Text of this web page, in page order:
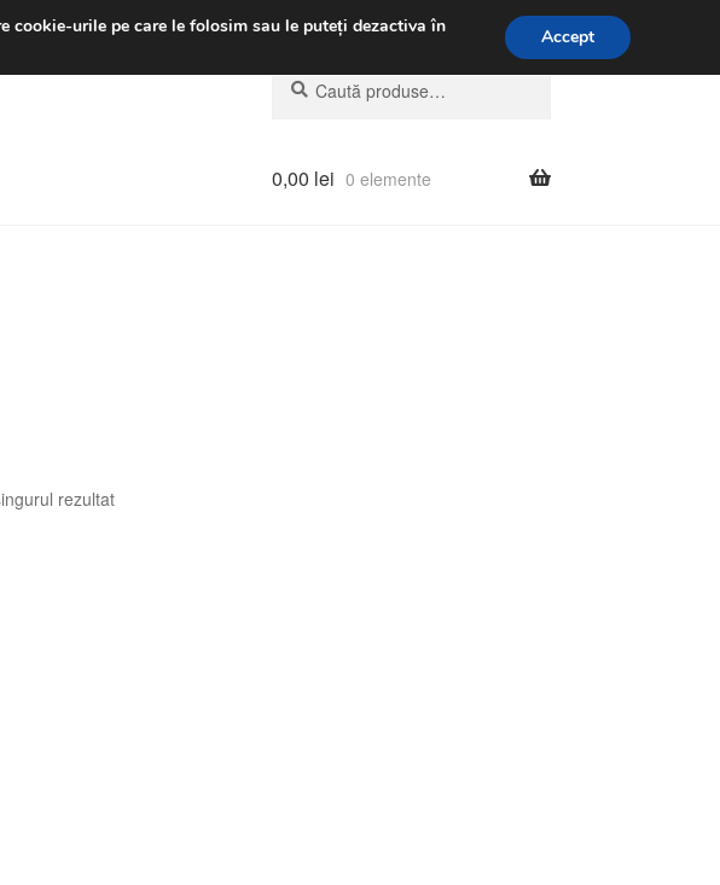
9 a.m. - 4 p.m.031 229 6816
Caută
după:
Caută
0,00 lei 0 elemente
rezultat
cookie-urile pe care le folosim sau le puteți dezactiva în
Accept